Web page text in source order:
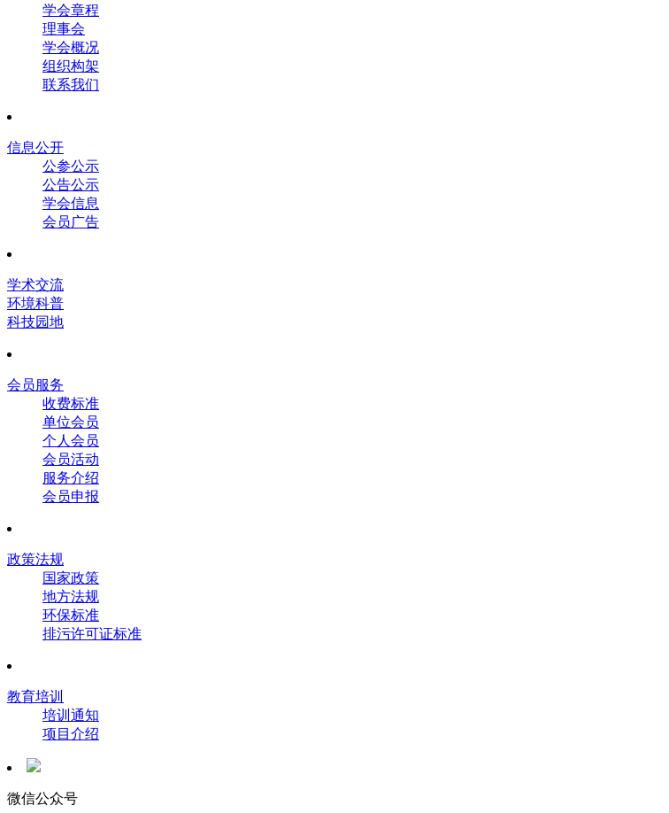
学会章程
理事会
学会概况
组织构架
联系我们
信息公开
公参公示
公告公示
学会信息
会员广告
学术交流
环境科普
科技园地
会员服务
收费标准
单位会员
个人会员
会员活动
服务介绍
会员申报
政策法规
国家政策
地方法规
环保标准
排污许可证标准
教育培训
培训通知
项目介绍
微信公众号